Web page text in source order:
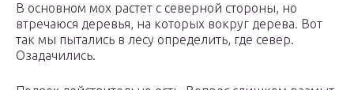
В основном мох растет с северной стороны, но
втречаюся деревья, на которых вокруг дерева. Вот
так мы пытались в лесу определить, где север.
Озадачились.